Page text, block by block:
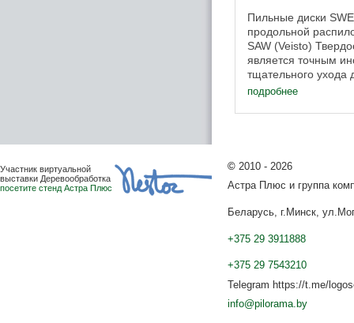
Пильные диски
продольной
SAW (Veisto)
является точным
тщательного ухода
службы и
подробнее
Участник виртуальной
выставки Деревообработка
посетите стенд Астра Плюс
© 2010 - 2026
Астра Плюс и группа
Беларусь, г.Минск,
+375 29 3911888
+375 29 7543210
Telegram https://t.me/
info@pilorama.by